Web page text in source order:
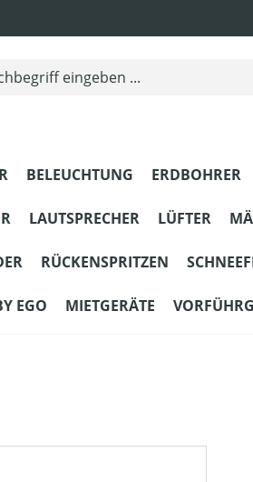
BELEUCHTUNG ERDBOHRER
LAUTSPRECHER LÜFTER
RÜCKENSPRITZEN
EGO MIETGERÄTE